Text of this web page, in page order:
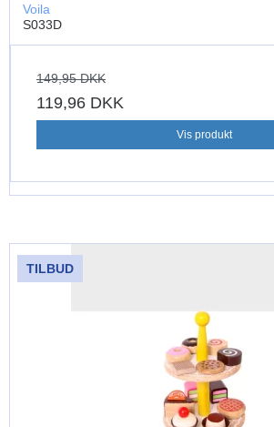
Voila
S033D
149,95 DKK
119,96 DKK
Vis produkt
TILBUD